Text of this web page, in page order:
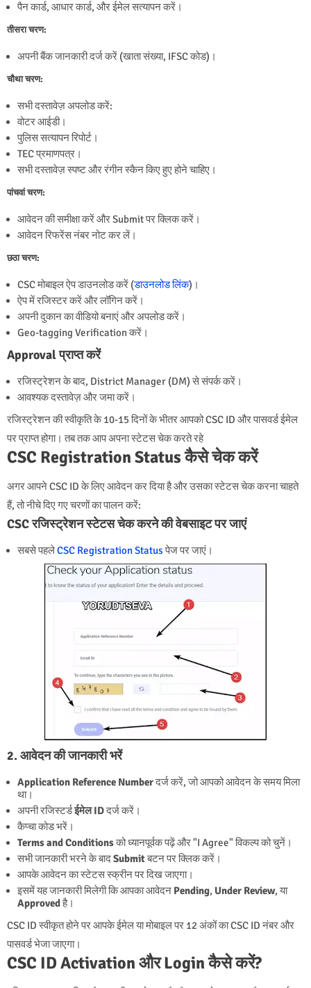
पैन कार्ड, आधार कार्ड, और ईमेल सत्यापन करें।
तीसरा चरण:
अपनी बैंक जानकारी दर्ज करें (खाता संख्या, IFSC कोड)।
चौथा चरण:
सभी दस्तावेज़ अपलोड करें:
वोटर आईडी।
पुलिस सत्यापन रिपोर्ट।
TEC प्रमाणपत्र।
सभी दस्तावेज़ स्पष्ट और रंगीन स्कैन किए हुए होने चाहिए।
पांचवां चरण:
आवेदन की समीक्षा करें और Submit पर क्लिक करें।
आवेदन रिफरेंस नंबर नोट कर लें।
छठा चरण:
CSC मोबाइल ऐप डाउनलोड करें (डाउनलोड लिंक)।
ऐप में रजिस्टर करें और लॉगिन करें।
अपनी दुकान का वीडियो बनाएं और अपलोड करें।
Geo-tagging Verification करें।
Approval प्राप्त करें
रजिस्ट्रेशन के बाद, District Manager (DM) से संपर्क करें।
आवश्यक दस्तावेज़ और जमा करें।
रजिस्ट्रेशन की स्वीकृति के 10-15 दिनों के भीतर आपको CSC ID और पासवर्ड ईमेल
पर प्राप्त होगा। तब तक आप अपना स्टेटस चेक करते रहे
CSC Registration Status कैसे चेक करें
अगर आपने CSC ID के लिए आवेदन कर दिया है और उसका स्टेटस चेक करना चाहते
हैं, तो नीचे दिए गए चरणों का पालन करें:
CSC रजिस्ट्रेशन स्टेटस चेक करने की वेबसाइट पर जाएं
सबसे पहलेCSC Registration Statusपेज पर जाएं।
2. आवेदन की जानकारी भरें
Application Reference Numberदर्ज करें, जो आपको आवेदन के समय मिला
था।
अपनी रजिस्टर्डईमेल IDदर्ज करें।
कैप्चा कोड भरें।
Terms and Conditionsको ध्यानपूर्वक पढ़ें और "I Agree" विकल्प को चुनें।
सभी जानकारी भरने के बादSubmitबटन पर क्लिक करें।
आपके आवेदन का स्टेटस स्क्रीन पर दिख जाएगा।
इसमें यह जानकारी मिलेगी कि आपका आवेदन Pending, Under Review, या
Approvedहै।
CSC ID स्वीकृत होने पर आपके ईमेल या मोबाइल पर 12 अंकों का CSC ID नंबर और
पासवर्ड भेजा जाएगा।
CSC ID Activation और Login कैसे करें?